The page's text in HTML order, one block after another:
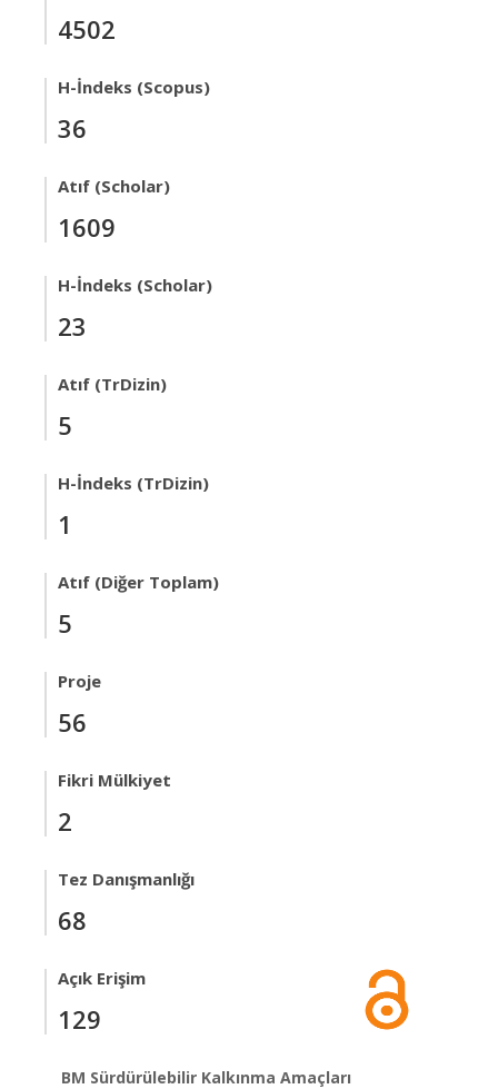
4502
H-İndeks (Scopus)
36
Atıf (Scholar)
1609
H-İndeks (Scholar)
23
Atıf (TrDizin)
5
H-İndeks (TrDizin)
1
Atıf (Diğer Toplam)
5
Proje
56
Fikri Mülkiyet
2
Tez Danışmanlığı
68
Açık Erişim
129
BM Sürdürülebilir Kalkınma Amaçları